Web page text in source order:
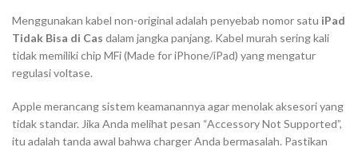
Menggunakan kabel non-original adalah penyebab nomor satu iPad
Tidak Bisa di Cas dalam jangka panjang. Kabel murah sering kali
tidak memiliki chip MFi (Made for iPhone/iPad) yang mengatur
regulasi voltase.
Apple merancang sistem keamanannya agar menolak aksesori yang
tidak standar. Jika Anda melihat pesan “Accessory Not Supported”,
itu adalah tanda awal bahwa charger Anda bermasalah. Pastikan